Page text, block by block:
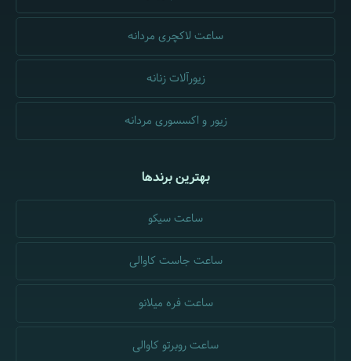
ساعت لاکچری مردانه
زیورآلات زنانه
زیور و اکسسوری مردانه
بهترین برندها
ساعت سیکو
ساعت جاست کاوالی
ساعت فره میلانو
ساعت روبرتو کاوالی